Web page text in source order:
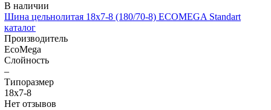
В наличии
Шина цельнолитая 18x7-8 (180/70-8) ECOMEGA Standart
каталог
Производитель
EcoMega
Слойность
–
Типоразмер
18x7-8
Нет отзывов